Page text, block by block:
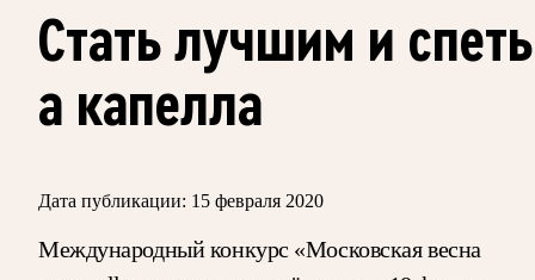
Стать лучшим и спеть
а капелла
Дата публикации: 15 февраля 2020
Международный конкурс «Московская весна